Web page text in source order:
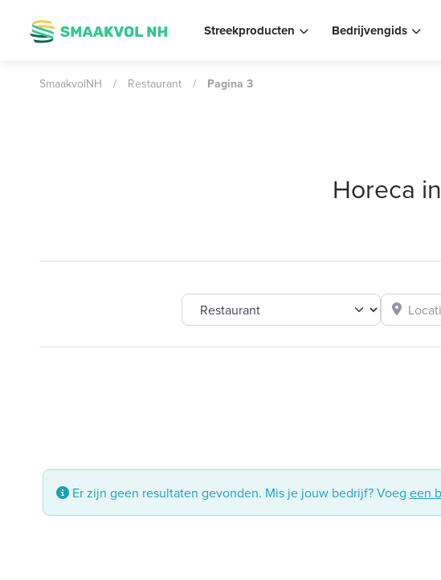
Streekproducten Bedrijvengids
SmaakvolNH / Restaurant / Pagina 3
Horeca
Selecteer een category Locatie
Er zijn geen resultaten gevonden. Mis je jouw bedrijf? Voeg een